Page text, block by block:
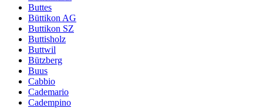
Buttes
Büttikon AG
Buttikon SZ
Buttisholz
Buttwil
Bützberg
Buus
Cabbio
Cademario
Cadempino